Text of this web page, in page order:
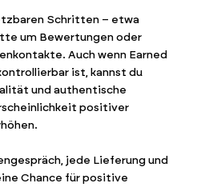
Schritten – etwa
um Bewertungen oder
Auch wenn Earned
ist, kannst du
und authentische
positiver
jede Lieferung und
Chance für positive